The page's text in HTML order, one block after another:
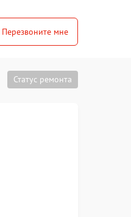
Перезвоните мне
Статус ремонта